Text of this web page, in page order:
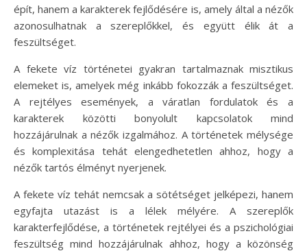
épít, hanem a karakterek fejlődésére is, amely által a nézők
azonosulhatnak a szereplőkkel, és együtt élik át a
feszültséget.
A fekete víz történetei gyakran tartalmaznak misztikus
elemeket is, amelyek még inkább fokozzák a feszültséget.
A rejtélyes események, a váratlan fordulatok és a
karakterek közötti bonyolult kapcsolatok mind
hozzájárulnak a nézők izgalmához. A történetek mélysége
és komplexitása tehát elengedhetetlen ahhoz, hogy a
nézők tartós élményt nyerjenek.
A fekete víz tehát nemcsak a sötétséget jelképezi, hanem
egyfajta utazást is a lélek mélyére. A szereplők
karakterfejlődése, a történetek rejtélyei és a pszichológiai
feszültség mind hozzájárulnak ahhoz, hogy a közönség